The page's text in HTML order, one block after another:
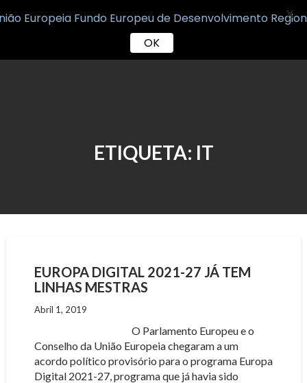
ETIQUETA: IT
EUROPA DIGITAL 2021-27 JÁ TEM
LINHAS MESTRAS
Abril 1, 2019
O Parlamento Europeu e o
Conselho da União Europeia chegaram a um
acordo político provisório para o programa Europa
Digital 2021-27, programa que já havia sido
OK
X